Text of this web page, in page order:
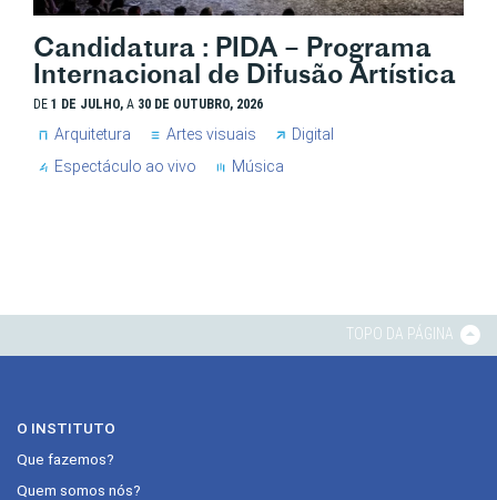
Candidatura : PIDA – Programa
Internacional de Difusão Artística
DE 1 DE JULHO, A 30 DE OUTUBRO, 2026
Arquitetura Artes visuais
Digital
Espectáculo ao vivo
Música
TOPO DA PÁGINA
O INSTITUTO
Que fazemos?
Quem somos nós?